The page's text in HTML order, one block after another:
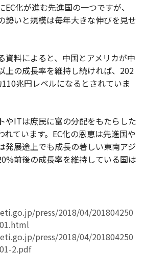
化が進む先進国の一つですが、
勢いと規模は毎年大きな伸びを見せ
資料によると、中国とアメリカが中
上の成長率を維持し続ければ、202
兆円レベルになるとされていま
やITは庶民に富の分配をもたらした
れています。EC化の恩恵は先進国や
発展途上でも成長の著しい東南アジ
前後の成長率を維持している国は
press/2018/04/201804250
press/2018/04/201804250
2.pdf